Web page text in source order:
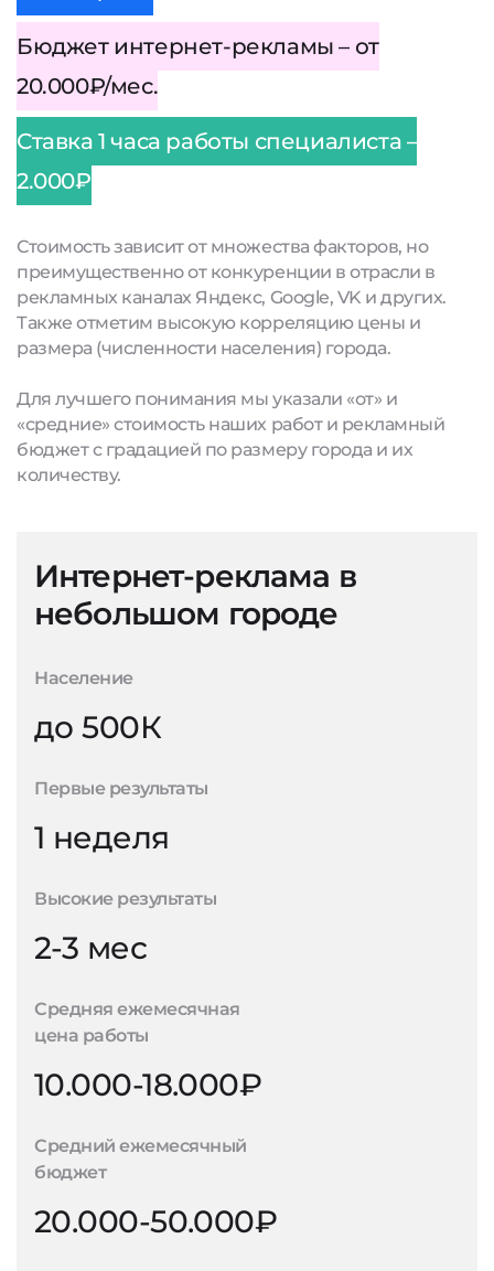
Бюджет интернет-рекламы – от
20.000₽/мес.
Ставка 1 часа работы специалиста –
2.000₽
Стоимость зависит от множества факторов, но
преимущественно от конкуренции в отрасли в
рекламных каналах Яндекс, Google, VK и других.
Также отметим высокую корреляцию цены и
размера (численности населения) города.
Для лучшего понимания мы указали «от» и
«средние» стоимость наших работ и рекламный
бюджет с градацией по размеру города и их
количеству.
Интернет-реклама в
небольшом городе
Население
до 500К
Первые результаты
1 неделя
Высокие результаты
2-3 мес
Средняя ежемесячная
цена работы
10.000-18.000₽
Средний ежемесячный
бюджет
20.000-50.000₽